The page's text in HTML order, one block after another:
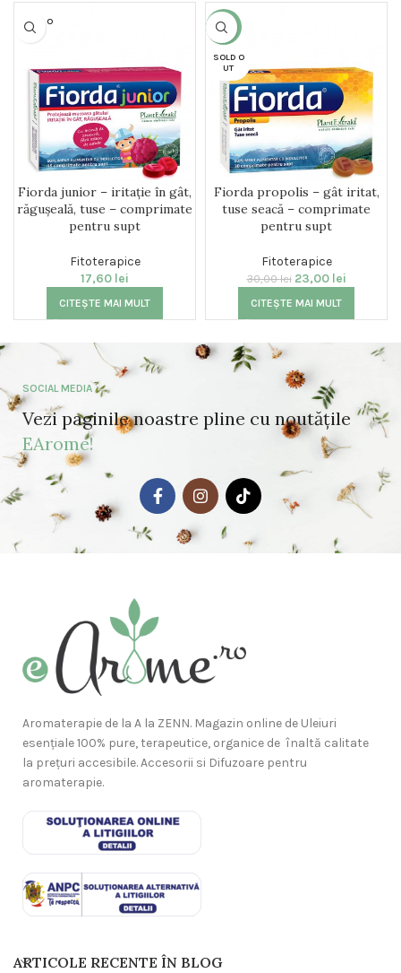
SOLD O
UT
Fiorda junior – iritație în gât,
răgușeală, tuse – comprimate
pentru supt
Fitoterapice
17,60 lei
CITEȘTE MAI MULT
-23%
SOLD O
UT
Fiorda propolis – gât iritat,
tuse seacă – comprimate
pentru supt
Fitoterapice
30,00lei 23,00 lei
CITEȘTE MAI MULT
SOCIAL MEDIA
Vezi paginile noastre pline cu noutățile
EArome!
Aromaterapie de la A la ZENN. Magazin online de Uleiuri
esențiale 100% pure, terapeutice, organice de înaltă calitate
la prețuri accesibile. Accesorii si Difuzoare pentru
aromaterapie.
ARTICOLE RECENTE ÎN BLOG